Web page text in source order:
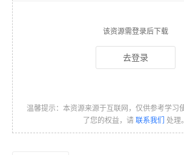
该资源需登录后下载
去登录
温馨提示：本资源来源于互联网，仅供参考学习
了您的权益，请 联系我们 处理。